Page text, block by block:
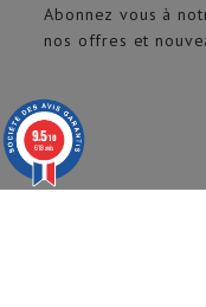
Abonnez vous à
nos offres et
9.5/10
618 avis